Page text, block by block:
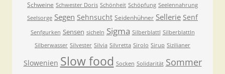
Schweine Schwester Doris Schönheit Schöpfung Seelennahrung
Seelsorge Segen Sehnsucht Seidenhühner Sellerie Senf
Senfgurken Sensen sicheln Sigma Silberblattl Silberblattln
Silberwasser Silvester Silvia Silvretta Sirolo Sirup Sizilianer
Slowenien Slow food Socken Solidarität Sommer